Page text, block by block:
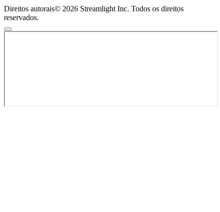
Direitos autorais© 2026 Streamlight Inc. Todos os direitos
reservados.